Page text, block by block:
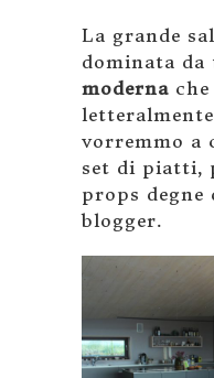
La grande
dominata da
moderna
vorremmo a
set di piatti,
props
blogger.